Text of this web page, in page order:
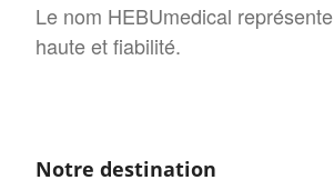
Le nom HEBUmedical
haute et fiabilité.
Notre destination